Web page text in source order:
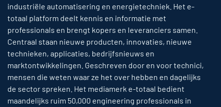
industriële automatisering en energietechniek. Het e-
totaal platform deelt kennis en informatie met
professionals en brengt kopers en leveranciers samen.
Centraal staan nieuwe producten, innovaties, nieuwe
technieken, applicaties, bedrijfsnieuws en
marktontwikkelingen. Geschreven door en voor technici,
mensen die weten waar ze het over hebben en dagelijks
de sector spreken. Het mediamerk e-totaal bedient
maandelijks ruim 50,000 engineering professionals in